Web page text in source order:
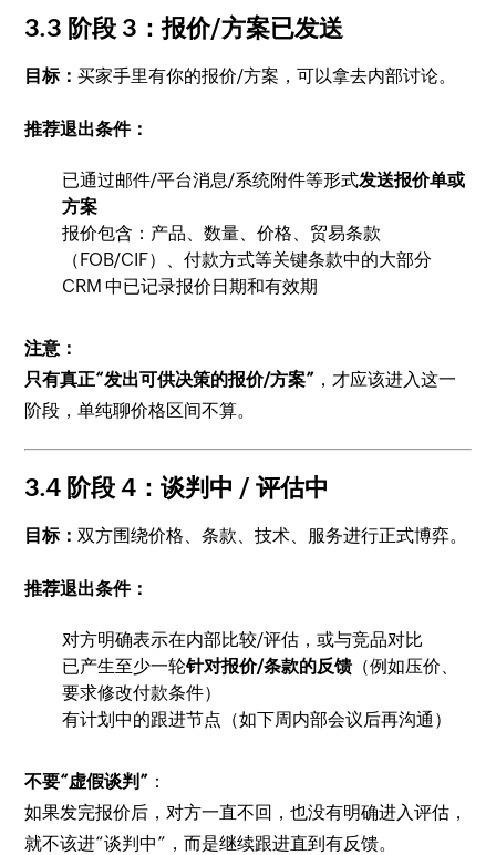
3.3 阶段 3：报价/方案已发送
目标：买家手里有你的报价/方案，可以拿去内部讨论。
推荐退出条件：
已通过邮件/平台消息/系统附件等形式发送报价单或
方案
报价包含：产品、数量、价格、贸易条款
（FOB/CIF）、付款方式等关键条款中的大部分
CRM 中已记录报价日期和有效期
注意：
只有真正“发出可供决策的报价/方案” ，才应该进入这一
阶段，单纯聊价格区间不算。
3.4 阶段 4：谈判中 / 评估中
目标：双方围绕价格、条款、技术、服务进行正式博弈。
推荐退出条件：
对方明确表示在内部比较/评估，或与竞品对比
已产生至少一轮针对报价/条款的反馈 （例如压价、
要求修改付款条件）
有计划中的跟进节点（如下周内部会议后再沟通）
不要“虚假谈判” ：
如果发完报价后，对方一直不回，也没有明确进入评估，
就不该进“谈判中”，而是继续跟进直到有反馈。